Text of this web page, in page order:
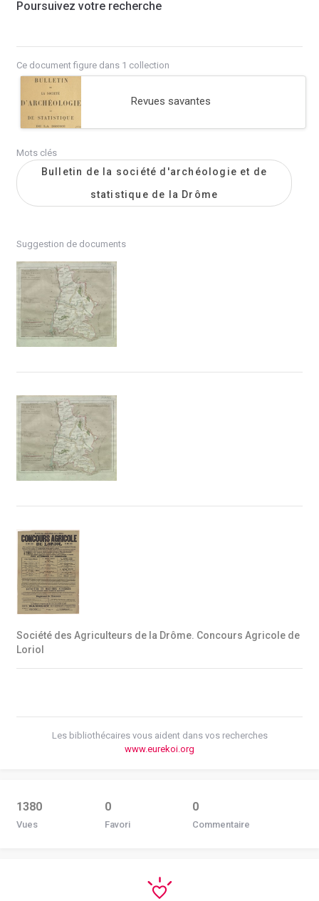
Poursuivez votre recherche
Ce document figure dans 1 collection
Revues savantes
Mots clés
Bulletin de la société d'archéologie et de
statistique de la Drôme
Suggestion de documents
Société des Agriculteurs de la Drôme. Concours Agricole de
Loriol
Les bibliothécaires vous aident dans vos recherches
www.eurekoi.org
1380
Vues
0
Favori
0
Commentaire